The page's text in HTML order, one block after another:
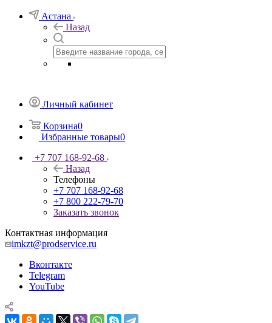
Астана
Назад
Личный кабинет
Корзина0
Избранные товары0
+7 707 168-92-68
Назад
Телефоны
+7 707 168-92-68
+7 800 222-79-70
Заказать звонок
Контактная информация
imkzt@prodservice.ru
Вконтакте
Telegram
YouTube